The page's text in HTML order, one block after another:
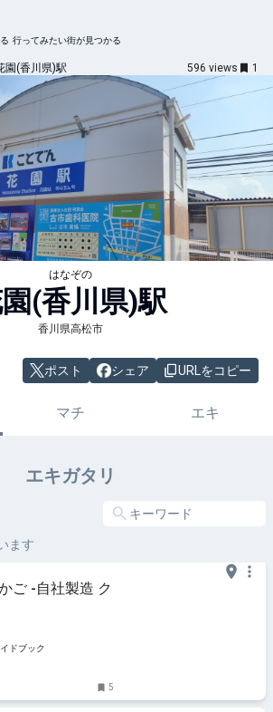
行ってみたい街が見つかる
園(香川県)駅 596 views 1
はなぞの
(香川県)駅
香川県高松市
ポスト シェア URLをコピー
マチ エキ
エキガタリ
ます
ご -自社製造 ク
イドブック
5